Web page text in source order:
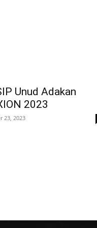
Unud Adakan
2023
23, 2023